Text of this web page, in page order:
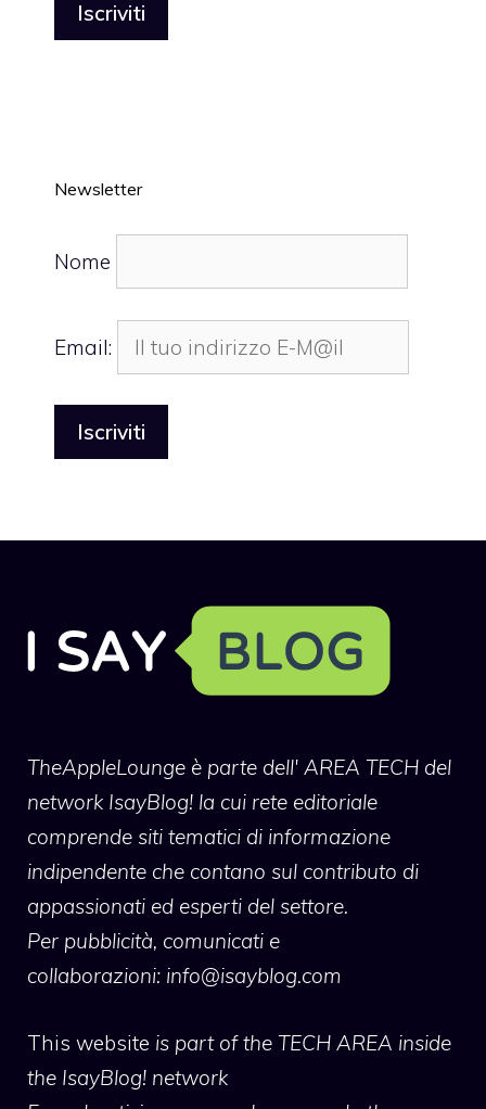
Newsletter
Nome
Email:
TheAppleLounge è parte dell' AREA TECH del
network IsayBlog! la cui rete editoriale
comprende siti tematici di informazione
indipendente che contano sul contributo di
appassionati ed esperti del settore.
Per pubblicità, comunicati e
collaborazioni: info@isayblog.com
This website is part of the TECH AREA inside
the IsayBlog! network